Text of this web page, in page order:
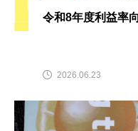
令和8年度利益率
2026.06.23